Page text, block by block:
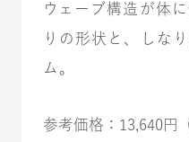
ウェーブ構造が体
りの形状と、しな
ム。
参考価格：13,640円